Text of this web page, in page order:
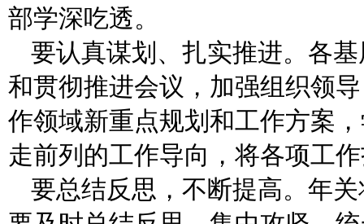
部学深吃透。
要认真谋划、扎实推进。各
和贯彻推进会议，加强组织领
作领域新重点规划和工作方案
走前列的工作导向，将各项工
要总结反思，不断提高。年